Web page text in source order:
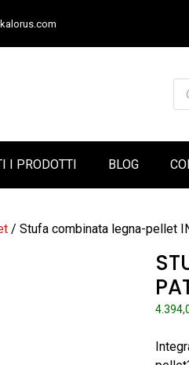
I PRODOTTI BLOG
/ Stufa combinata legna-pellet